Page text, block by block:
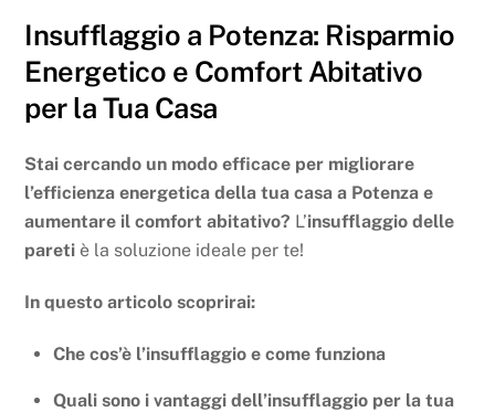
Insufflaggio a Potenza: Risparmio
Energetico e Comfort Abitativo
per la Tua Casa
Stai cercando un modo efficace per migliorare
l’efficienza energetica della tua casa a Potenza e
aumentare il comfort abitativo? L’insufflaggio delle
pareti è la soluzione ideale per te!
In questo articolo scoprirai:
Che cos’è l’insufflaggio e come funziona
Quali sono i vantaggi dell’insufflaggio per la tua